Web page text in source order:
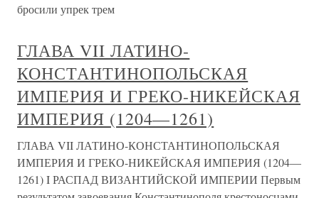
бросили упрек трем
ГЛАВА VII ЛАТИНО-
КОНСТАНТИНОПОЛЬСКАЯ
ИМПЕРИЯ И ГРЕКО-НИКЕЙСКАЯ
ИМПЕРИЯ (1204—1261)
ГЛАВА VII ЛАТИНО-КОНСТАНТИНОПОЛЬСКАЯ
ИМПЕРИЯ И ГРЕКО-НИКЕЙСКАЯ ИМПЕРИЯ (1204—
1261) I РАСПАД ВИЗАНТИЙСКОЙ ИМПЕРИИ Первым